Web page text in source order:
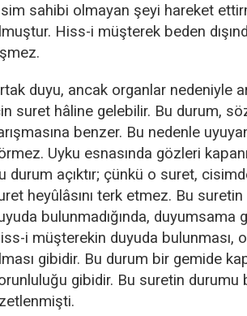
sahibi olmayan şeyi hareket
Hiss-i müşterek beden
duyu, ancak organlar nedeniyle
suret hâline gelebilir. Bu durum,
benzer. Bu nedenle
Uyku esnasında gözleri
durum açıktır; çünkü o suret,
heyûlâsını terk etmez. Bu
bulunmadığında, duyumsama
i müşterekin duyuda bulunması,
gibidir. Bu durum bir gemide
gibidir. Bu suretin durumu